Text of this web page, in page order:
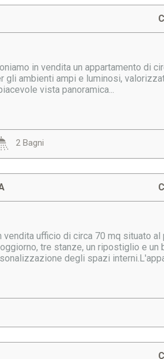
in vendita un appartamento di
gli ambienti ampi e luminosi,
vista panoramica...
2 Bagni
ufficio di circa 70 mq situato
tre stanze, un ripostiglio e un
degli spazi